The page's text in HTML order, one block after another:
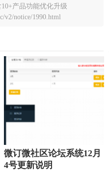
产品功能优化升级
v2/notice/1990.html
微订微社区论坛系统12月
4号更新说明